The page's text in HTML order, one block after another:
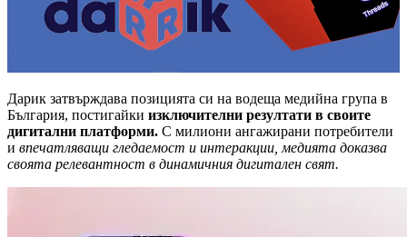
Дарик затвърждава позицията си на водеща медийна група в
България, постигайки изключителни резултати в своите
дигитални платформи. С милиони ангажирани потребители
и впечатляващи гледаемост и интеракции, медията доказва
своята релевантност в динамичния дигитален свят.